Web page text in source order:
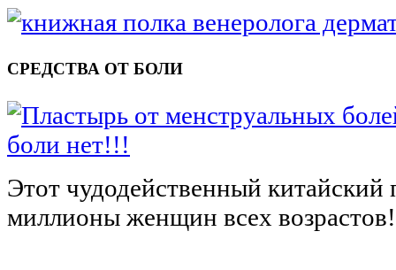
СРЕДСТВА ОТ БОЛИ
боли нет!!!
Этот чудодейственный
миллионы женщин всех